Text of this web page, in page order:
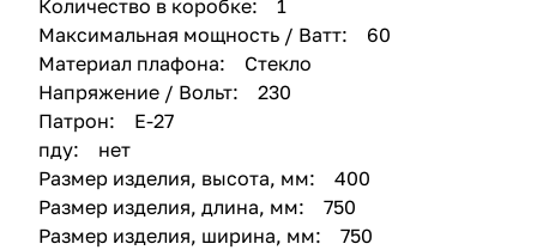
Количество в коробке: 1
Максимальная мощность / Ватт: 60
Материал плафона: Стекло
Напряжение / Вольт: 230
Патрон: Е-27
пду: нет
Размер изделия, высота, мм: 400
Размер изделия, длина, мм: 750
Размер изделия, ширина, мм: 750